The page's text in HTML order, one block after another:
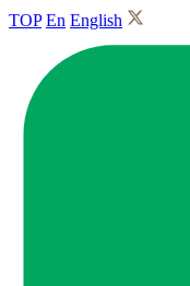
TOP En English